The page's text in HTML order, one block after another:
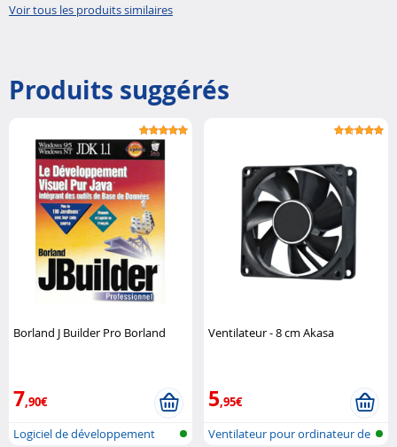
Voir tous les produits similaires
Produits suggérés
Borland J Builder Pro Borland
7,90€
Logiciel de développement
Ventilateur - 8 cm Akasa
5,95€
Ventilateur pour ordinateur de